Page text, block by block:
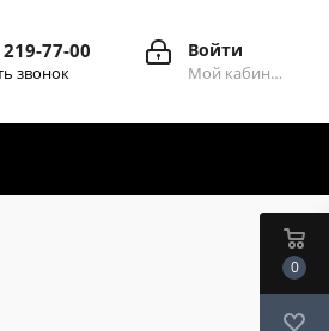
Войти
Мой кабинет
77-00
звонок
0